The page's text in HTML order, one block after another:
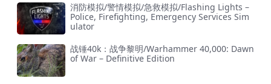
消防模拟/警情模拟/急救模拟/Flashing Lights –
Police, Firefighting, Emergency Services Sim
ulator
战锤40k：战争黎明/Warhammer 40,000: Dawn
of War – Definitive Edition